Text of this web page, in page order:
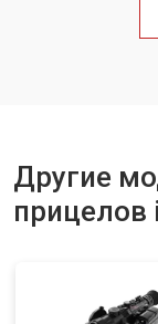
Другие
прицелов